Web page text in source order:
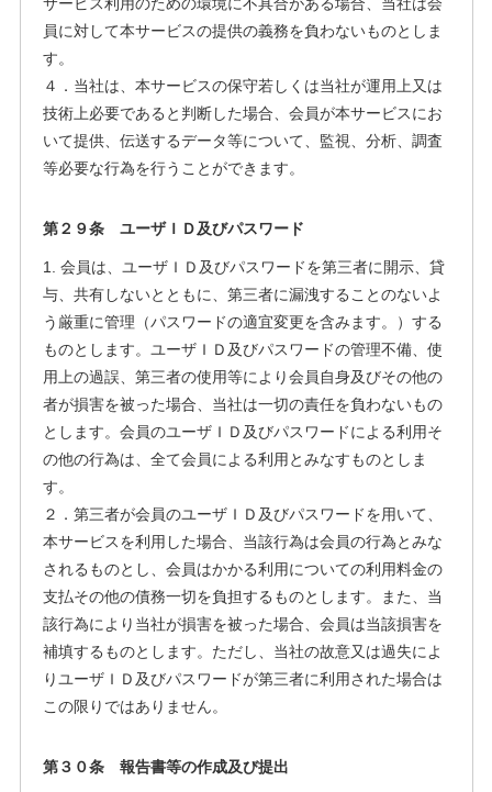
員に対して本サービスの提供の義務を負わないものとしま
す。
４．当社は、本サービスの保守若しくは当社が運用上又は
技術上必要であると判断した場合、会員が本サービスにお
いて提供、伝送するデータ等について、監視、分析、調査
等必要な行為を行うことができます。
第２９条 ユーザＩＤ及びパスワード
1. 会員は、ユーザＩＤ及びパスワードを第三者に開示、貸
与、共有しないとともに、第三者に漏洩することのないよ
う厳重に管理（パスワードの適宜変更を含みます。）する
ものとします。ユーザＩＤ及びパスワードの管理不備、使
用上の過誤、第三者の使用等により会員自身及びその他の
者が損害を被った場合、当社は一切の責任を負わないもの
とします。会員のユーザＩＤ及びパスワードによる利用そ
の他の行為は、全て会員による利用とみなすものとしま
す。
２．第三者が会員のユーザＩＤ及びパスワードを用いて、
本サービスを利用した場合、当該行為は会員の行為とみな
されるものとし、会員はかかる利用についての利用料金の
支払その他の債務一切を負担するものとします。また、当
該行為により当社が損害を被った場合、会員は当該損害を
補填するものとします。ただし、当社の故意又は過失によ
りユーザＩＤ及びパスワードが第三者に利用された場合は
この限りではありません。
第３０条 報告書等の作成及び提出